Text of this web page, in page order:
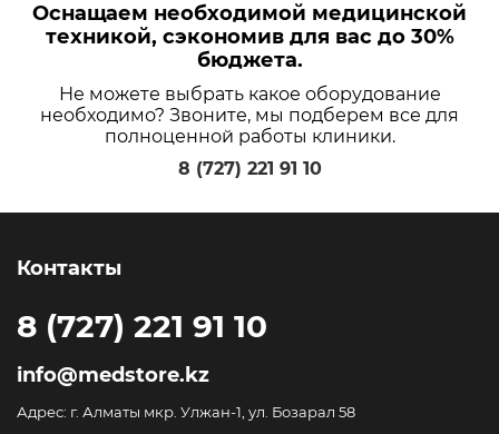
Оснащаем необходимой медицинской
техникой, сэкономив для вас до 30%
бюджета.
Не можете выбрать какое оборудование
необходимо? Звоните, мы подберем все для
полноценной работы клиники.
8 (727) 221 91 10
Контакты
8 (727) 221 91 10
info@medstore.kz
Адрес: г. Алматы мкр. Улжан-1, ул. Бозарал 58